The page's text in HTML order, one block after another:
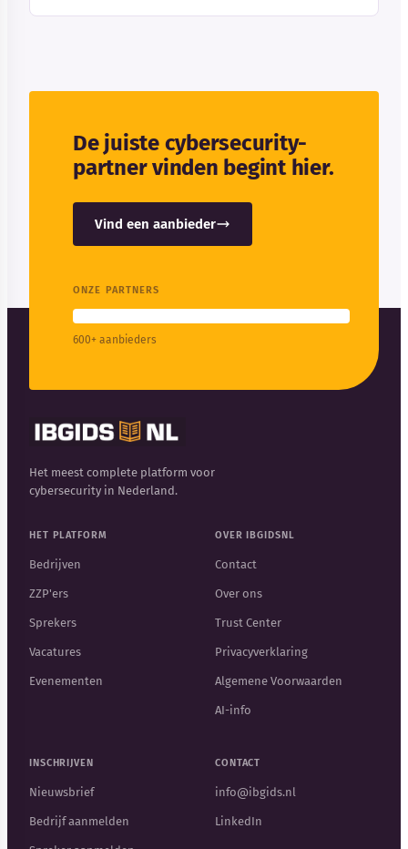
De juiste cybersecurity-
partner vinden begint hier.
Vind een aanbieder
ONZE PARTNERS
600+ aanbieders
Het meest complete platform voor
cybersecurity in Nederland.
HET PLATFORM
Bedrijven
ZZP'ers
Sprekers
Vacatures
Evenementen
OVER IBGIDSNL
Contact
Over ons
Trust Center
Privacyverklaring
Algemene Voorwaarden
AI-info
INSCHRIJVEN
Nieuwsbrief
Bedrijf aanmelden
CONTACT
info@ibgids.nl
LinkedIn